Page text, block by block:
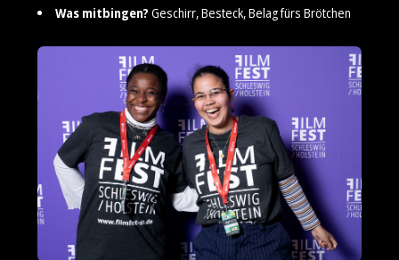
Was mitbingen? Geschirr, Besteck, Belag fürs Brötchen